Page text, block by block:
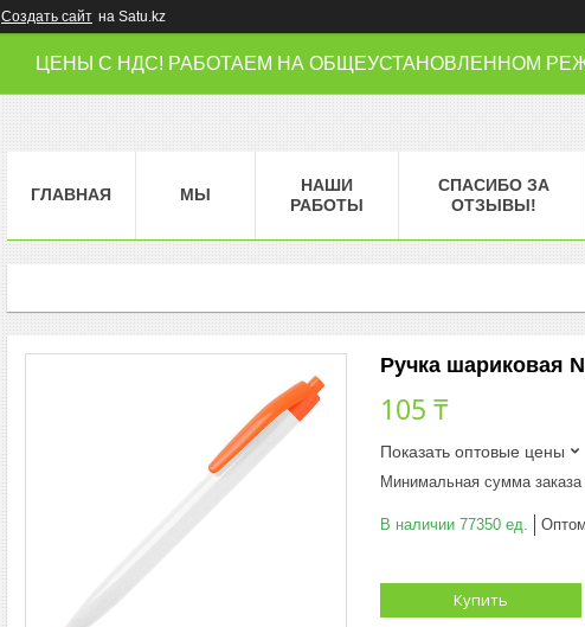
Создать сайт на Satu.kz
ЦЕНЫ С НДС! РАБОТАЕМ НА ОБЩЕУСТАНОВЛЕННОМ
ГЛАВНАЯ МЫ
НАШИ
РАБОТЫ
СПАСИБО ЗА
ОТЗЫВЫ!
Ручка шариковая
105 ₸
Показать оптовые цены
Минимальная сумма
В наличии 77350 ед.
Купить